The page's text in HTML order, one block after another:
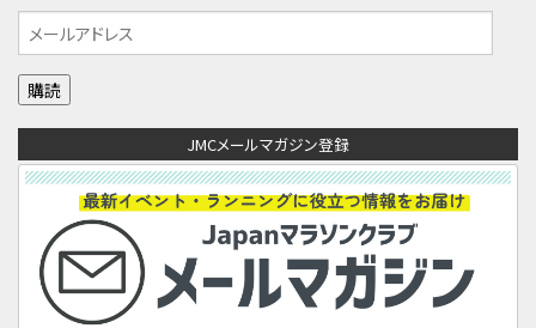
メ
ー
ル
レ
JMCメールマガジン登録